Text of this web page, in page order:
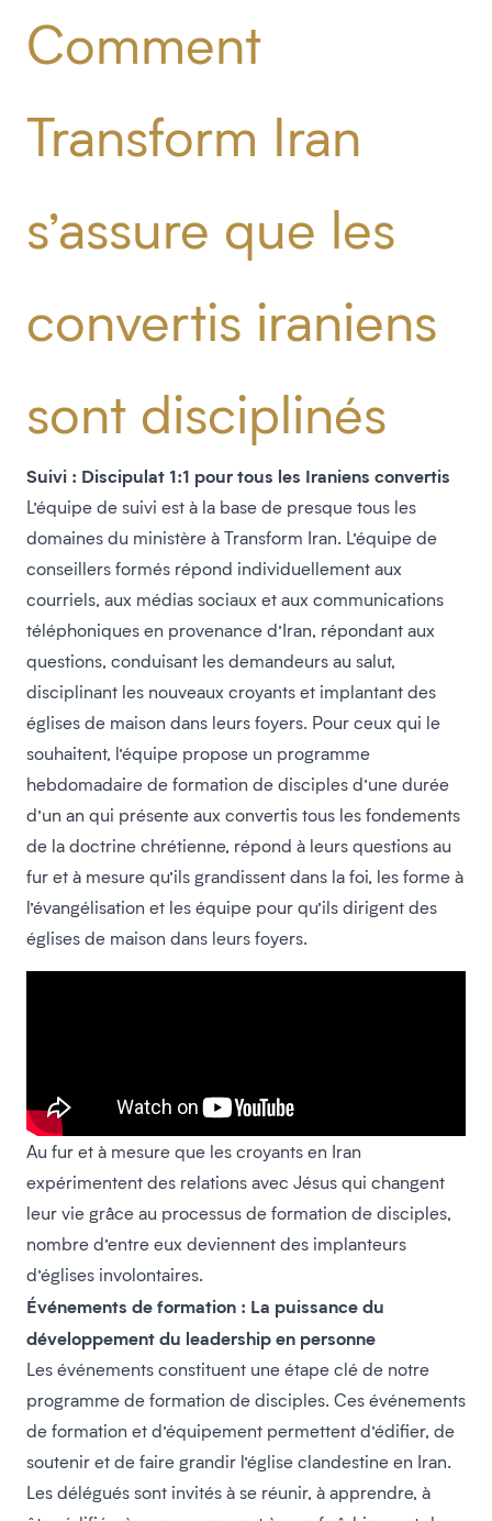
Comment
Transform Iran
s’assure que les
convertis iraniens
sont disciplinés
Suivi : Discipulat 1:1 pour tous les Iraniens convertis
L’équipe de suivi est à la base de presque tous les
domaines du ministère à Transform Iran. L’équipe de
conseillers formés répond individuellement aux
courriels, aux médias sociaux et aux communications
téléphoniques en provenance d’Iran, répondant aux
questions, conduisant les demandeurs au salut,
disciplinant les nouveaux croyants et implantant des
églises de maison dans leurs foyers. Pour ceux qui le
souhaitent, l’équipe propose un programme
hebdomadaire de formation de disciples d’une durée
d’un an qui présente aux convertis tous les fondements
de la doctrine chrétienne, répond à leurs questions au
fur et à mesure qu’ils grandissent dans la foi, les forme à
l’évangélisation et les équipe pour qu’ils dirigent des
églises de maison dans leurs foyers.
Au fur et à mesure que les croyants en Iran
expérimentent des relations avec Jésus qui changent
leur vie grâce au processus de formation de disciples,
nombre d’entre eux deviennent des implanteurs
d’églises involontaires.
Événements de formation : La puissance du
développement du leadership en personne
Les événements constituent une étape clé de notre
programme de formation de disciples. Ces événements
de formation et d’équipement permettent d’édifier, de
soutenir et de faire grandir l’église clandestine en Iran.
Les délégués sont invités à se réunir, à apprendre, à